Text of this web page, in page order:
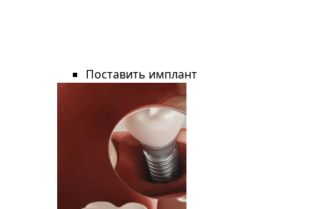
Поставить имплант